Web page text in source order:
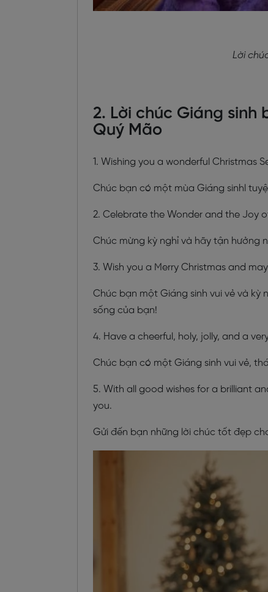
Lời
2. Lời chúc Giáng
Quý Mão
1. Wishing you a wonderful Christmas
Chúc bạn có một mùa Giáng sinhl
2. Celebrate the Wonder and the Joy
Chúc mừng kỳ nghỉ và hãy tận hưởng
3. Wish you a Merry Christmas and
Chúc bạn một Giáng sinh vui vẻ và kỳ
sống của bạn!
4. Have a cheerful, holy, jolly, and a
Chúc bạn có một Giáng sinh vui vẻ,
5. With all good wishes for a brilliant
you.
Gửi đến bạn những lời chúc tốt đẹp